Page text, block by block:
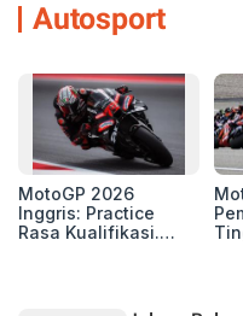
Autosport
MotoGP 2026
Inggris: Practice
Rasa Kualifikasi.